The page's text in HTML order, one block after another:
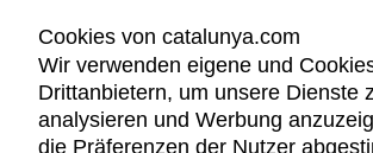
Cookies von catalunya.com
Wir verwenden eigene und
Drittanbietern, um unsere Dienste
analysieren und Werbung
die Präferenzen der Nutzer